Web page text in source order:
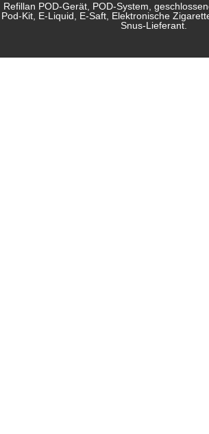
Refillan POD-Gerät, POD-System,
Pod-Kit, E-Liquid, E-Saft, Elektronische
Snus-Lieferant.